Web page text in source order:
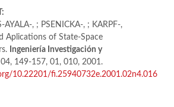
AYALA-, ; PSENICKA-, ; KARPF-,
Aplications of State-Space
Ingeniería Investigación y
04, 149-157, 01, 010, 2001.
10.22201/fi.25940732e.2001.02n4.016